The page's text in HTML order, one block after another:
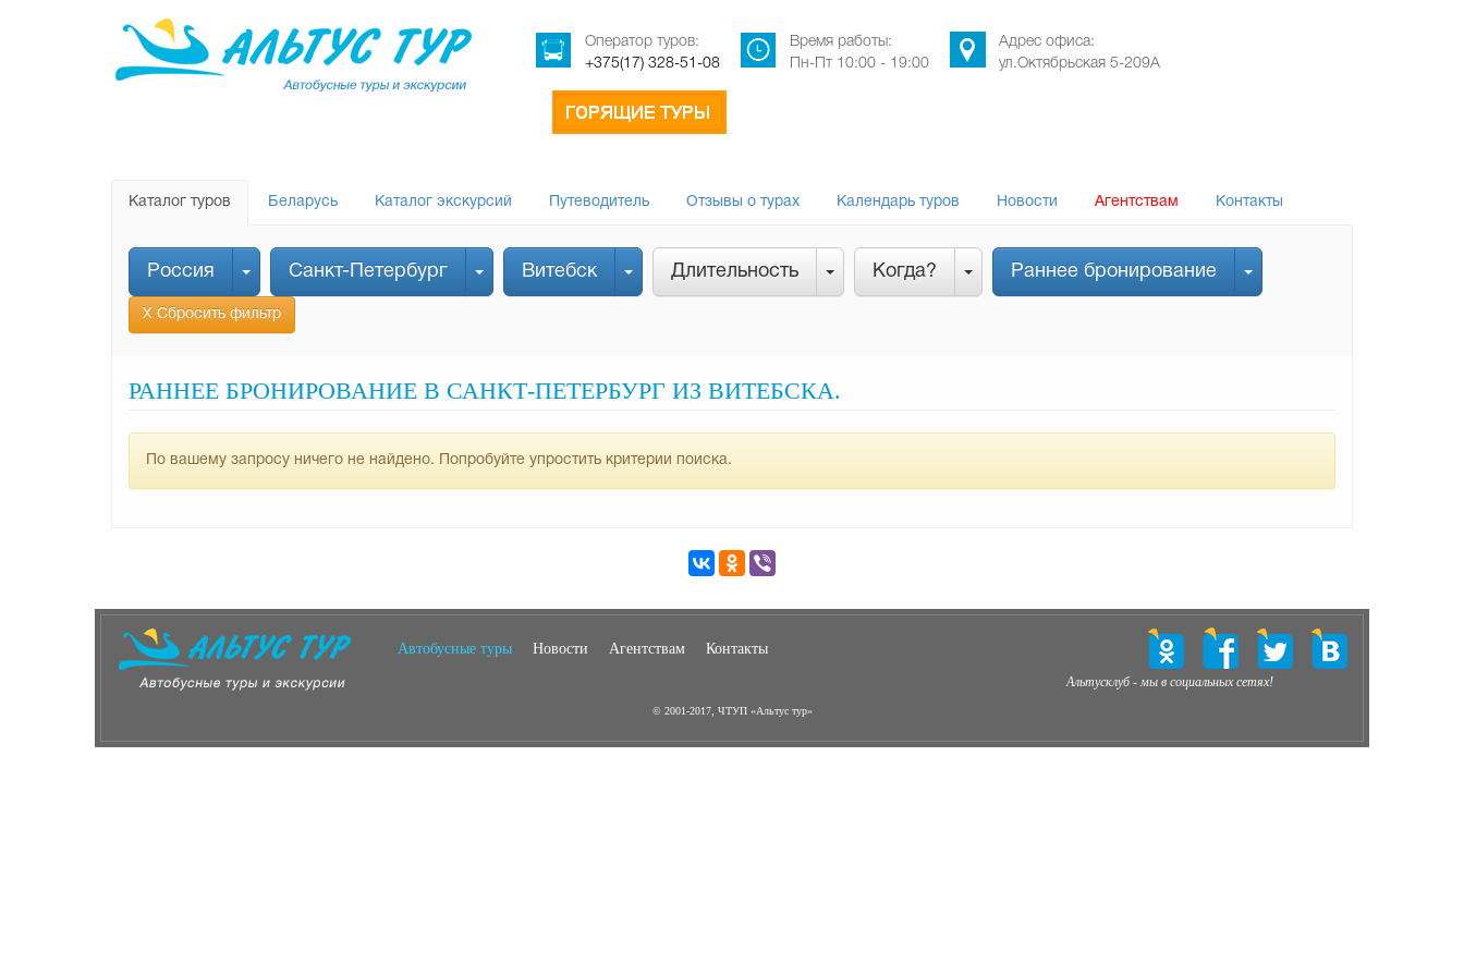
Оператор туров:
+375(17) 328-51-08
Время работы:
Пн-Пт 10:00 - 19:00
Адрес офиса:
ул.Октябрьская 5-209А
Каталог туров Беларусь Каталог экскурсий Путеводитель Отзывы о турах Календарь туров Новости Агентствам Контакты
Россия Санкт-Петербург Витебск Длительность Когда? Раннее бронирование
Х Сбросить фильтр
РАННЕЕ БРОНИРОВАНИЕ В САНКТ-ПЕТЕРБУРГ ИЗ ВИТЕБСКА.
По вашему запросу ничего не найдено. Попробуйте упростить критерии поиска.
Автобусные туры Новости Агентствам Контакты
Альтусклуб - мы в социальных сетях!
© 2001-2017, ЧТУП «Альтус тур»